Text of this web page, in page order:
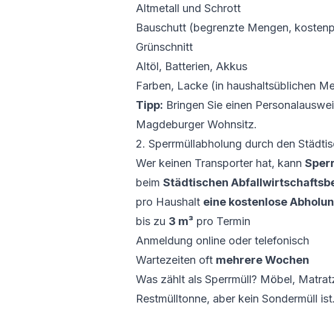
Altmetall und Schrott
Bauschutt (begrenzte Mengen,
Grünschnitt
Altöl, Batterien, Akkus
Farben, Lacke (in haushaltsüblichen
Tipp: Bringen Sie einen
Magdeburger Wohnsitz.
2. Sperrmüllabholung durch den
Wer keinen Transporter hat, kann
beim Städtischen
pro Haushalt eine kostenlose
bis zu 3 m³ pro Termin
Anmeldung online oder telefonisch
Wartezeiten oft mehrere Wochen
Was zählt als Sperrmüll? Möbel,
Restmülltonne, aber kein Sondermüll ist.